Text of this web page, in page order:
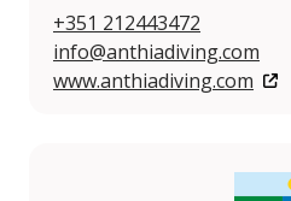
+351 212443472
info@anthiadiving.com
www.anthiadiving.com